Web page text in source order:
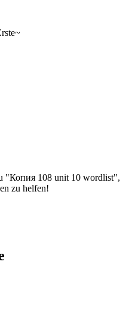
"Копия 108 unit 10 wordlist",
zu helfen!